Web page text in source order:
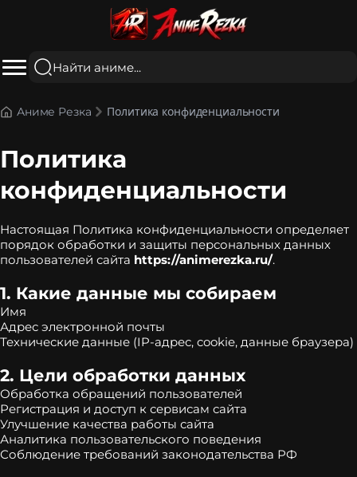
Аниме Резка Политика конфиденциальности
Политика
конфиденциальности
Настоящая Политика конфиденциальности определяет
порядок обработки и защиты персональных данных
пользователей сайта https://animerezka.ru/.
1. Какие данные мы собираем
Имя
Адрес электронной почты
Технические данные (IP-адрес, cookie, данные браузера)
2. Цели обработки данных
Обработка обращений пользователей
Регистрация и доступ к сервисам сайта
Улучшение качества работы сайта
Аналитика пользовательского поведения
Соблюдение требований законодательства РФ